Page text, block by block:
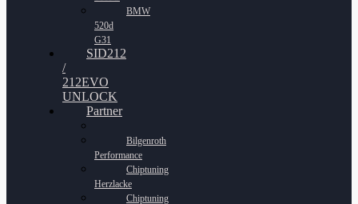
BMW
520d
G31
SID212
/
212EVO
UNLOCK
Partner
Bilgenroth
Performance
Chiptuning
Herzlacke
Chiptuning